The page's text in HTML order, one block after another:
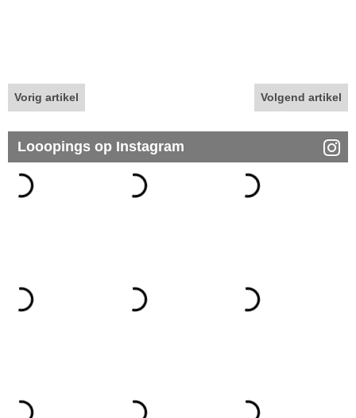
Vorig artikel Volgend artikel
Looopings op Instagram